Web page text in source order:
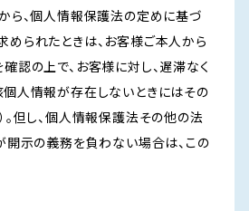
ら、個人情報保護法の定めに基づ
められたときは、お客様ご本人から
認の上で、お客様に対し、遅滞なく
個人情報が存在しないときにはその
。但し、個人情報保護法その他の法
開示の義務を負わない場合は、この